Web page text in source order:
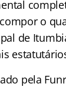
o
de
pela